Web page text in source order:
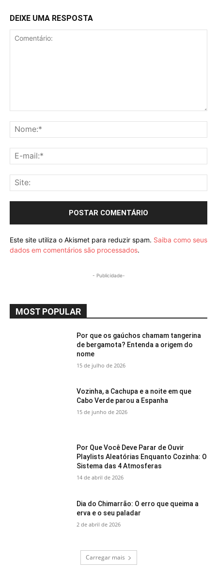
DEIXE UMA RESPOSTA
Este site utiliza o Akismet para reduzir spam. Saiba como seus
dados em comentários são processados.
- Publicidade-
MOST POPULAR
Por que os gaúchos chamam tangerina
de bergamota? Entenda a origem do
nome
15 de julho de 2026
Vozinha, a Cachupa e a noite em que
Cabo Verde parou a Espanha
15 de junho de 2026
Por Que Você Deve Parar de Ouvir
Playlists Aleatórias Enquanto Cozinha: O
Sistema das 4 Atmosferas
14 de abril de 2026
Dia do Chimarrão: O erro que queima a
erva e o seu paladar
2 de abril de 2026
Carregar mais